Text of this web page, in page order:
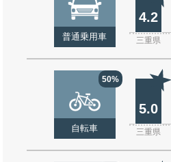
普通乗用車
4.2
三重県
50%
自転車
5.0
三重県